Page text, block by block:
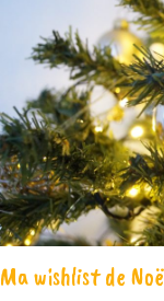
Ma wishlist de